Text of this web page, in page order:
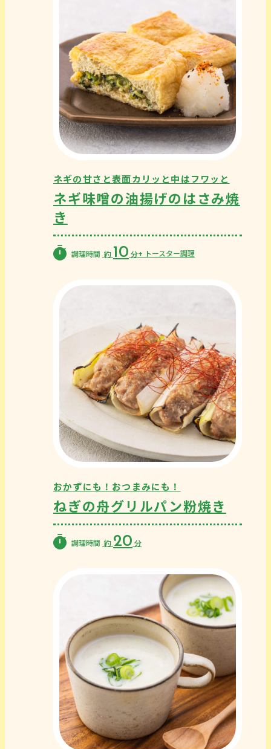
ネギの甘さと表面カリッと中はフワッと
ネギ味噌の油揚げのはさみ焼
き
調理時間 約 10 分+ トースター調理
おかずにも！おつまみにも！
ねぎの舟グリルパン粉焼き
調理時間 約 20 分